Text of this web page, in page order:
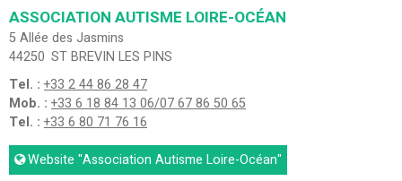
ASSOCIATION AUTISME LOIRE-OCÉAN
5 Allée des Jasmins
44250 ST BREVIN LES PINS
Tel. : +33 2 44 86 28 47
Mob. : +33 6 18 84 13 06/07 67 86 50 65
Tel. : +33 6 80 71 76 16
Website "Association Autisme Loire-Océan"